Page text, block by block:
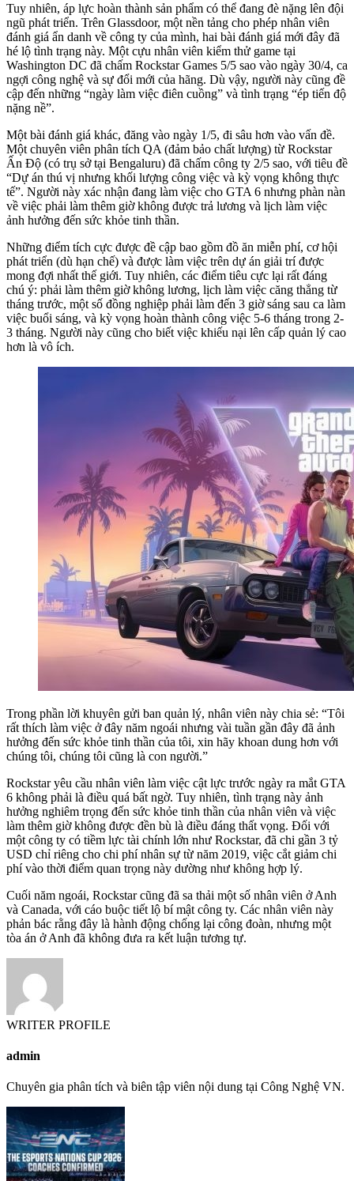
Tuy nhiên, áp lực hoàn thành sản phẩm có thể đang đè nặng lên đội
ngũ phát triển. Trên Glassdoor, một nền tảng cho phép nhân viên
đánh giá ẩn danh về công ty của mình, hai bài đánh giá mới đây đã
hé lộ tình trạng này. Một cựu nhân viên kiểm thử game tại
Washington DC đã chấm Rockstar Games 5/5 sao vào ngày 30/4, ca
ngợi công nghệ và sự đổi mới của hãng. Dù vậy, người này cũng đề
cập đến những “ngày làm việc điên cuồng” và tình trạng “ép tiến độ
nặng nề”.
Một bài đánh giá khác, đăng vào ngày 1/5, đi sâu hơn vào vấn đề.
Một chuyên viên phân tích QA (đảm bảo chất lượng) từ Rockstar
Ấn Độ (có trụ sở tại Bengaluru) đã chấm công ty 2/5 sao, với tiêu đề
“Dự án thú vị nhưng khối lượng công việc và kỳ vọng không thực
tế”. Người này xác nhận đang làm việc cho GTA 6 nhưng phàn nàn
về việc phải làm thêm giờ không được trả lương và lịch làm việc
ảnh hưởng đến sức khỏe tinh thần.
Những điểm tích cực được đề cập bao gồm đồ ăn miễn phí, cơ hội
phát triển (dù hạn chế) và được làm việc trên dự án giải trí được
mong đợi nhất thế giới. Tuy nhiên, các điểm tiêu cực lại rất đáng
chú ý: phải làm thêm giờ không lương, lịch làm việc căng thẳng từ
tháng trước, một số đồng nghiệp phải làm đến 3 giờ sáng sau ca làm
việc buổi sáng, và kỳ vọng hoàn thành công việc 5-6 tháng trong 2-
3 tháng. Người này cũng cho biết việc khiếu nại lên cấp quản lý cao
hơn là vô ích.
Trong phần lời khuyên gửi ban quản lý, nhân viên này chia sẻ: “Tôi
rất thích làm việc ở đây năm ngoái nhưng vài tuần gần đây đã ảnh
hưởng đến sức khỏe tinh thần của tôi, xin hãy khoan dung hơn với
chúng tôi, chúng tôi cũng là con người.”
Rockstar yêu cầu nhân viên làm việc cật lực trước ngày ra mắt GTA
6 không phải là điều quá bất ngờ. Tuy nhiên, tình trạng này ảnh
hưởng nghiêm trọng đến sức khỏe tinh thần của nhân viên và việc
làm thêm giờ không được đền bù là điều đáng thất vọng. Đối với
một công ty có tiềm lực tài chính lớn như Rockstar, đã chi gần 3 tỷ
USD chỉ riêng cho chi phí nhân sự từ năm 2019, việc cắt giảm chi
phí vào thời điểm quan trọng này dường như không hợp lý.
Cuối năm ngoái, Rockstar cũng đã sa thải một số nhân viên ở Anh
và Canada, với cáo buộc tiết lộ bí mật công ty. Các nhân viên này
phản bác rằng đây là hành động chống lại công đoàn, nhưng một
tòa án ở Anh đã không đưa ra kết luận tương tự.
WRITER PROFILE
admin
Chuyên gia phân tích và biên tập viên nội dung tại Công Nghệ VN.